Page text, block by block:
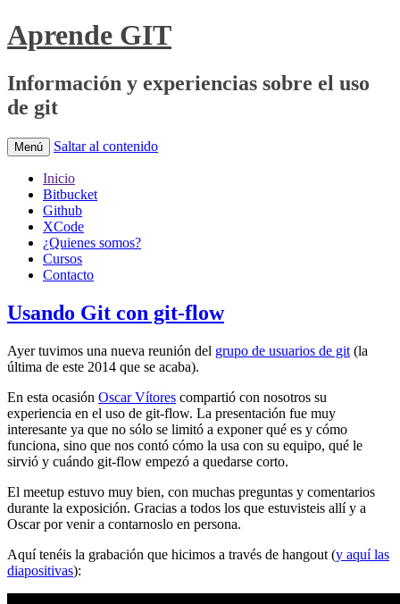
Aprende GIT
Información y experiencias sobre el uso
de git
Menú Saltar al contenido
Inicio
Bitbucket
Github
XCode
¿Quienes somos?
Cursos
Contacto
Usando Git con git-flow
Ayer tuvimos una nueva reunión del grupo de usuarios de git (la
última de este 2014 que se acaba).
En esta ocasión Oscar Vítores compartió con nosotros su
experiencia en el uso de git-flow. La presentación fue muy
interesante ya que no sólo se limitó a exponer qué es y cómo
funciona, sino que nos contó cómo la usa con su equipo, qué le
sirvió y cuándo git-flow empezó a quedarse corto.
El meetup estuvo muy bien, con muchas preguntas y comentarios
durante la exposición. Gracias a todos los que estuvisteis allí y a
Oscar por venir a contarnoslo en persona.
Aquí tenéis la grabación que hicimos a través de hangout (y aquí las
diapositivas):